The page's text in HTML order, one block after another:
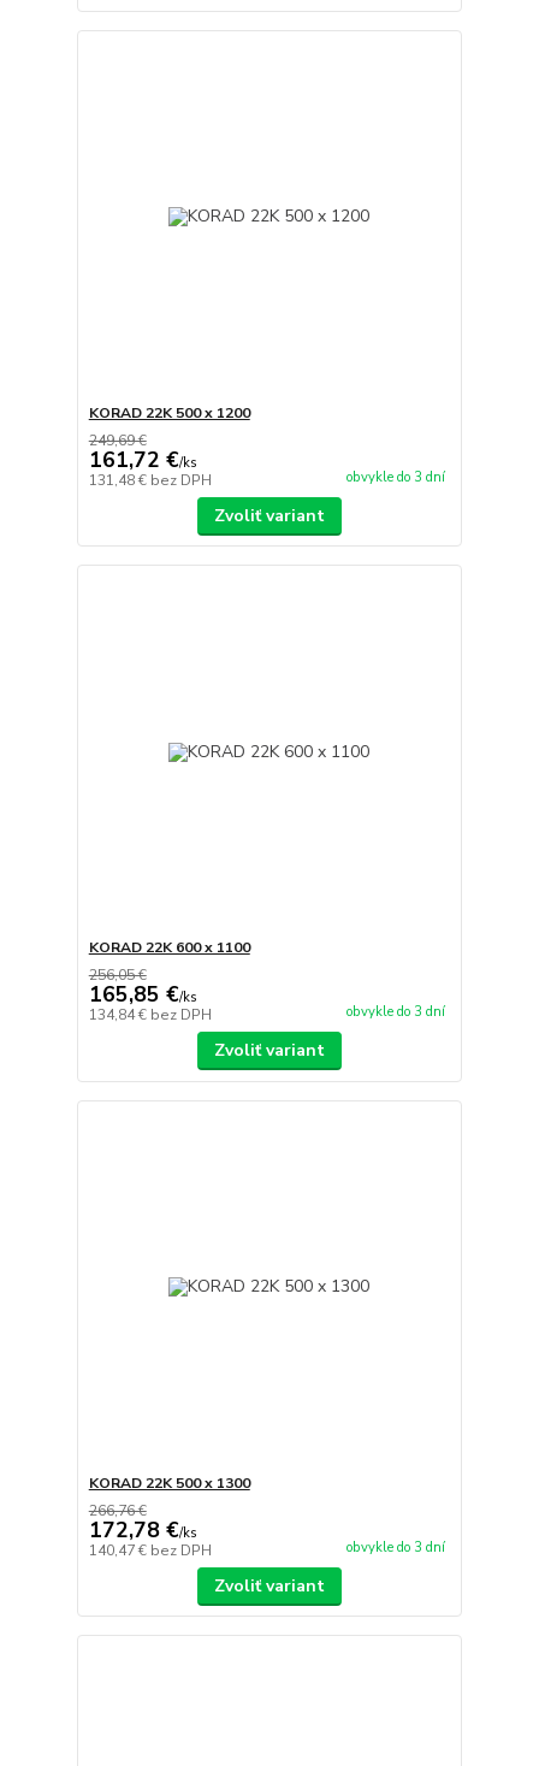
KORAD 22K 500 x 1200
249,69 €
161,72 €/ks
131,48 € bez DPH obvykle do 3 dní
Zvoliť variant
KORAD 22K 600 x 1100
256,05 €
165,85 €/ks
134,84 € bez DPH obvykle do 3 dní
Zvoliť variant
KORAD 22K 500 x 1300
266,76 €
172,78 €/ks
140,47 € bez DPH obvykle do 3 dní
Zvoliť variant